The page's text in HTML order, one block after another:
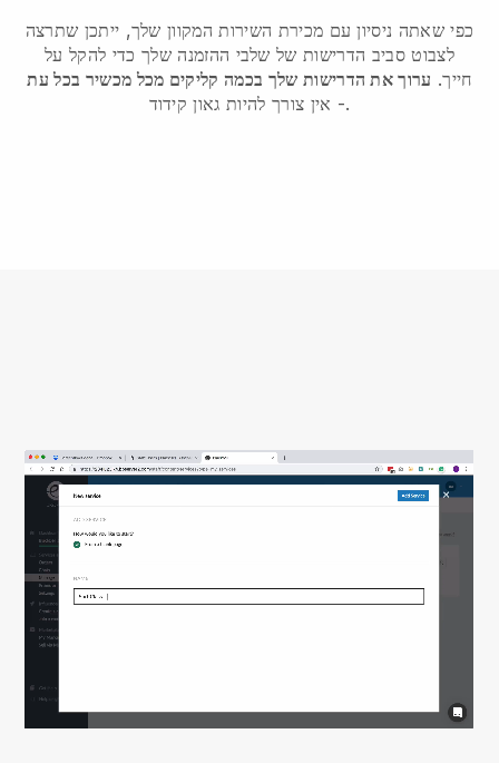
כפי שאתה ניסיון עם מכירת השירות המקוון שלך, ייתכן שתרצה
לצבוט סביב הדרישות של שלבי ההזמנה שלך כדי להקל על
חייך. ערוך את הדרישות שלך בכמה קליקים מכל מכשיר בכל עת
- אין צורך להיות גאון קידוד.